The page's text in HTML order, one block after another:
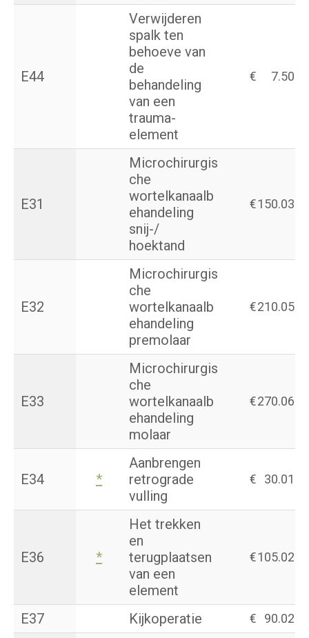
E44
Verwijderen
spalk ten
behoeve van
de
behandeling
van een
trauma-
element
€ 7.50
E31
Microchirurgis
che
wortelkanaalb
ehandeling
snij-/
hoektand
€150.03
E32
Microchirurgis
che
wortelkanaalb
ehandeling
premolaar
€210.05
E33
Microchirurgis
che
wortelkanaalb
ehandeling
molaar
€270.06
E34 *
Aanbrengen
retrograde
vulling
€ 30.01
E36 *
Het trekken
en
terugplaatsen
van een
element
€105.02
E37 Kijkoperatie € 90.02